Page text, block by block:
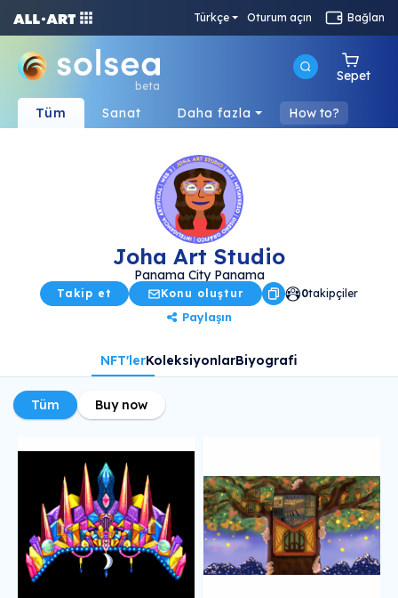
Türkçe Oturum açın Bağlan
beta
Sepet
Tüm Sanat Daha fazla How to?
Joha Art Studio
Panama City Panama
Takip et Konu oluştur 0takipçiler
Paylaşın
NFT'lerKoleksiyonlarBiyografi
Tüm Buy now